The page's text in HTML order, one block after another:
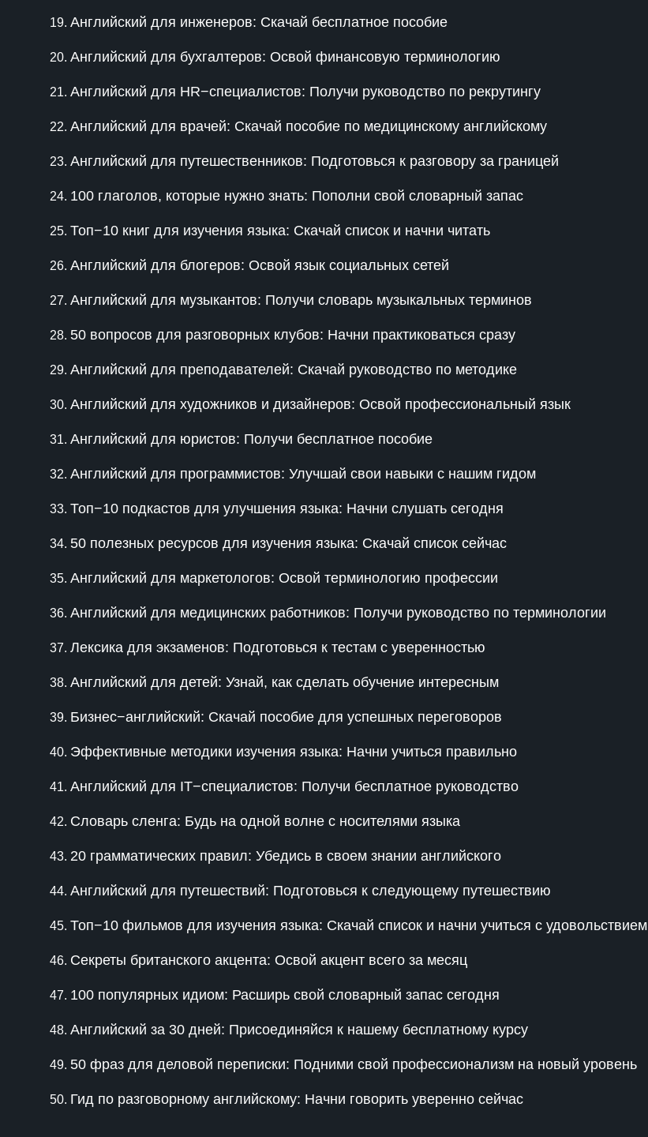
Английский для инженеров: Скачай бесплатное пособие
Английский для бухгалтеров: Освой финансовую терминологию
Английский для HR−специалистов: Получи руководство по рекрутингу
Английский для врачей: Скачай пособие по медицинскому английскому
Английский для путешественников: Подготовься к разговору за границей
100 глаголов, которые нужно знать: Пополни свой словарный запас
Топ−10 книг для изучения языка: Скачай список и начни читать
Английский для блогеров: Освой язык социальных сетей
Английский для музыкантов: Получи словарь музыкальных терминов
50 вопросов для разговорных клубов: Начни практиковаться сразу
Английский для преподавателей: Скачай руководство по методике
Английский для художников и дизайнеров: Освой профессиональный язык
Английский для юристов: Получи бесплатное пособие
Английский для программистов: Улучшай свои навыки с нашим гидом
Топ−10 подкастов для улучшения языка: Начни слушать сегодня
50 полезных ресурсов для изучения языка: Скачай список сейчас
Английский для маркетологов: Освой терминологию профессии
Английский для медицинских работников: Получи руководство по терминологии
Лексика для экзаменов: Подготовься к тестам с уверенностью
Английский для детей: Узнай, как сделать обучение интересным
Бизнес−английский: Скачай пособие для успешных переговоров
Эффективные методики изучения языка: Начни учиться правильно
Английский для IT−специалистов: Получи бесплатное руководство
Словарь сленга: Будь на одной волне с носителями языка
20 грамматических правил: Убедись в своем знании английского
Английский для путешествий: Подготовься к следующему путешествию
Топ−10 фильмов для изучения языка: Скачай список и начни учиться с удовольствием
Секреты британского акцента: Освой акцент всего за месяц
100 популярных идиом: Расширь свой словарный запас сегодня
Английский за 30 дней: Присоединяйся к нашему бесплатному курсу
50 фраз для деловой переписки: Подними свой профессионализм на новый уровень
Гид по разговорному английскому: Начни говорить уверенно сейчас